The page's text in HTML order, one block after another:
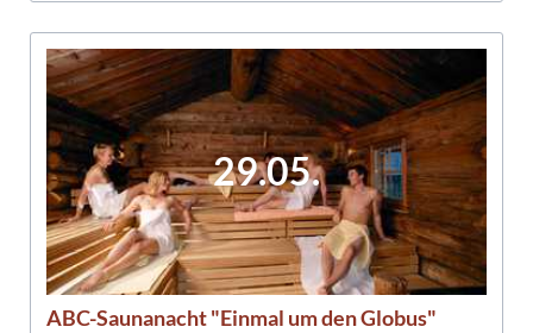
29.05.
ABC-Saunanacht "Einmal um den Globus"